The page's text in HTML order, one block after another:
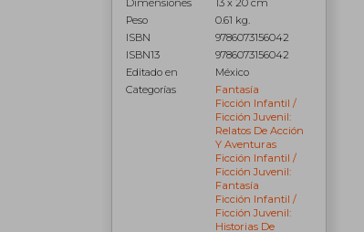
Peso
0.61 kg.
ISBN
9786073156042
ISBN13
9786073156042
Editado en
México
Categorías
Fantasía
Ficción Infantil /
Ficción Juvenil:
Relatos De Acción
Y Aventuras
Ficción Infantil /
Ficción Juvenil:
Fantasía
Ficción Infantil /
Ficción Juvenil:
Historias De